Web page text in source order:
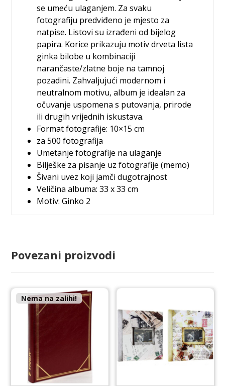
se umeću ulaganjem. Za svaku
fotografiju predviđeno je mjesto za
natpise. Listovi su izrađeni od bijelog
papira. Korice prikazuju motiv drveta lista
ginka bilobe u kombinaciji
narančaste/zlatne boje na tamnoj
pozadini. Zahvaljujući modernom i
neutralnom motivu, album je idealan za
očuvanje uspomena s putovanja, prirode
ili drugih vrijednih iskustava.
Format fotografije: 10×15 cm
za 500 fotografija
Umetanje fotografije na ulaganje
Bilješke za pisanje uz fotografije (memo)
Šivani uvez koji jamči dugotrajnost
Veličina albuma: 33 x 33 cm
Motiv: Ginko 2
Povezani proizvodi
Nema na zalihi!